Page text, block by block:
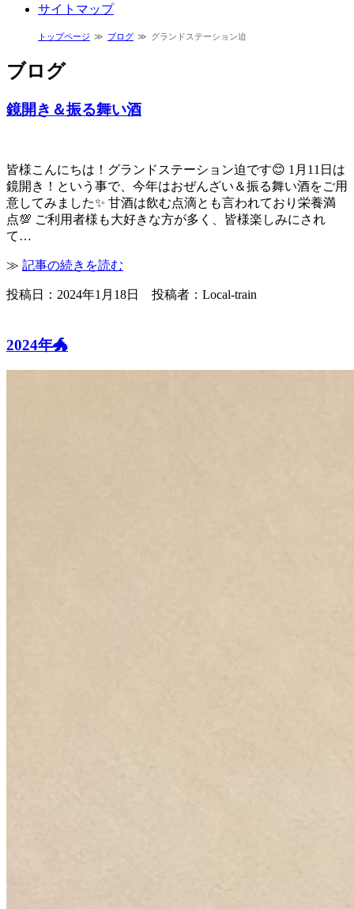
サイトマップ
トップページ ブログ グランドステーション迫
ブログ
鏡開き＆振る舞い酒
皆様こんにちは！グランドステーション迫です😊 1月11日は
鏡開き！という事で、今年はおぜんざい＆振る舞い酒をご用
意してみました✨ 甘酒は飲む点滴とも言われており栄養満
点💯 ご利用者様も大好きな方が多く、皆様楽しみにされ
て…
≫ 記事の続きを読む
投稿日：2024年1月18日 投稿者：Local-train
2024年🐲